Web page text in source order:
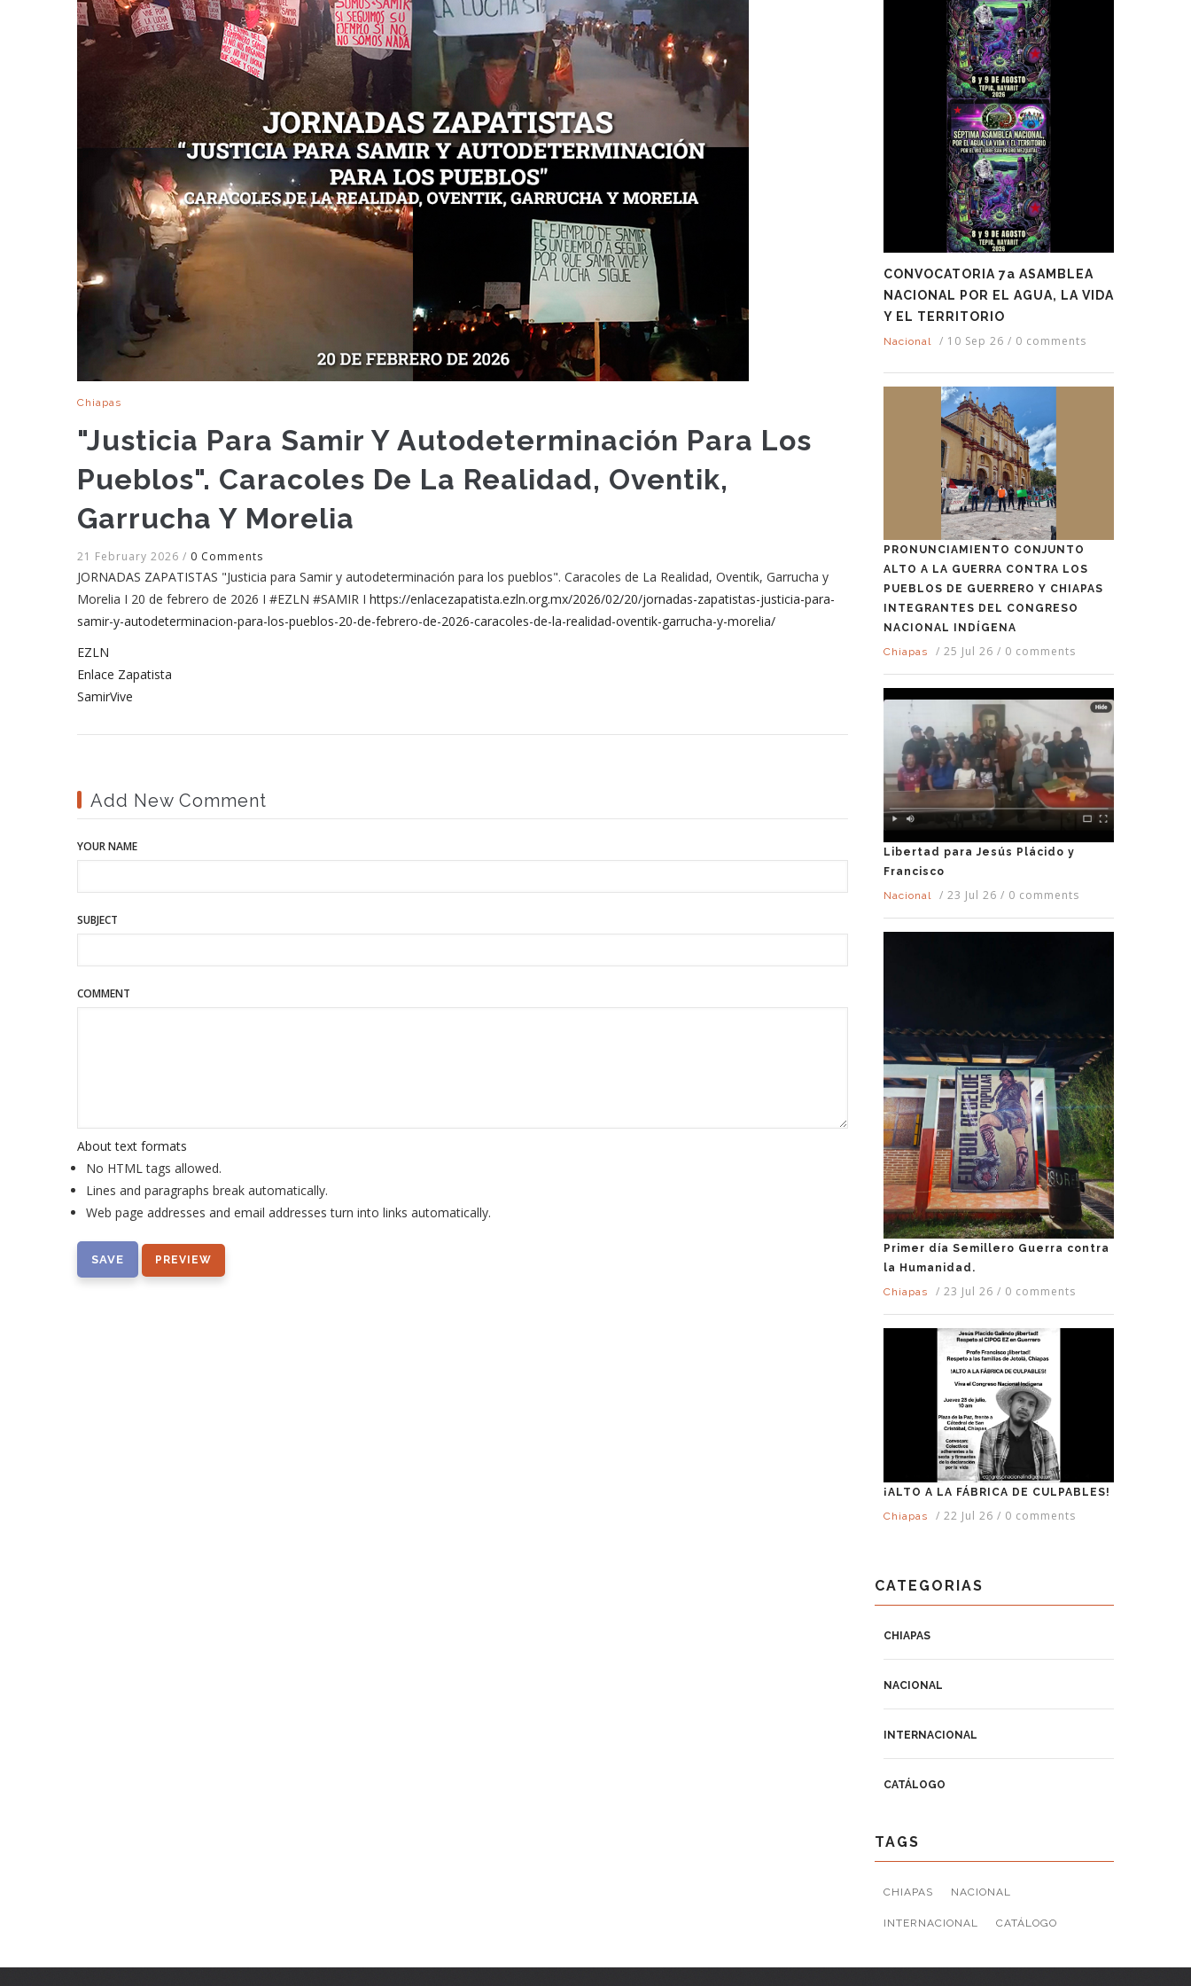
Chiapas
"Justicia Para Samir Y Autodeterminación Para Los
Pueblos". Caracoles De La Realidad, Oventik,
Garrucha Y Morelia
21 February 2026 / 0 Comments
JORNADAS ZAPATISTAS "Justicia para Samir y autodeterminación para los pueblos". Caracoles de La Realidad, Oventik, Garrucha y
Morelia I 20 de febrero de 2026 I #EZLN #SAMIR I https://enlacezapatista.ezln.org.mx/2026/02/20/jornadas-zapatistas-justicia-para-
samir-y-autodeterminacion-para-los-pueblos-20-de-febrero-de-2026-caracoles-de-la-realidad-oventik-garrucha-y-morelia/
EZLN
Enlace Zapatista
SamirVive
Add New Comment
YOUR NAME
SUBJECT
COMMENT
About text formats
No HTML tags allowed.
Lines and paragraphs break automatically.
Web page addresses and email addresses turn into links automatically.
CONVOCATORIA 7a ASAMBLEA
NACIONAL POR EL AGUA, LA VIDA
Y EL TERRITORIO
Nacional / 10 Sep 26 / 0 comments
PRONUNCIAMIENTO CONJUNTO
ALTO A LA GUERRA CONTRA LOS
PUEBLOS DE GUERRERO Y CHIAPAS
INTEGRANTES DEL CONGRESO
NACIONAL INDÍGENA
Chiapas
/ 25 Jul 26 / 0 comments
Libertad para Jesús Plácido y
Francisco
Nacional
/ 23 Jul 26 / 0 comments
Primer día Semillero Guerra contra
la Humanidad.
Chiapas
/ 23 Jul 26 / 0 comments
¡ALTO A LA FÁBRICA DE CULPABLES!
Chiapas
/ 22 Jul 26 / 0 comments
CATEGORIAS
CHIAPAS
NACIONAL
INTERNACIONAL
CATÁLOGO
TAGS
CHIAPAS NACIONAL
INTERNACIONAL CATÁLOGO